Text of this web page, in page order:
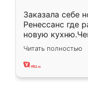
Заказала себе
Ренессанс где
новую
вполне
два года,
Читать полностью